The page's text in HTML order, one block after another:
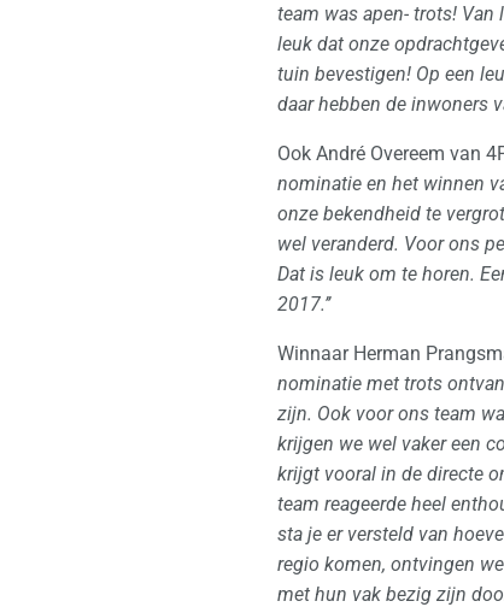
team was apen- trots!
leuk dat onze
tuin bevestigen! Op een
daar hebben de inwoners
Ook André Overeem van
nominatie en het winnen
onze bekendheid te
wel veranderd. Voor ons
Dat is leuk om te horen.
2017.’’
Winnaar Herman
nominatie met trots
zijn. Ook voor ons team
krijgen we wel vaker een
krijgt vooral in de directe
team reageerde heel
sta je er versteld van
regio komen, ontvingen
met hun vak bezig zijn